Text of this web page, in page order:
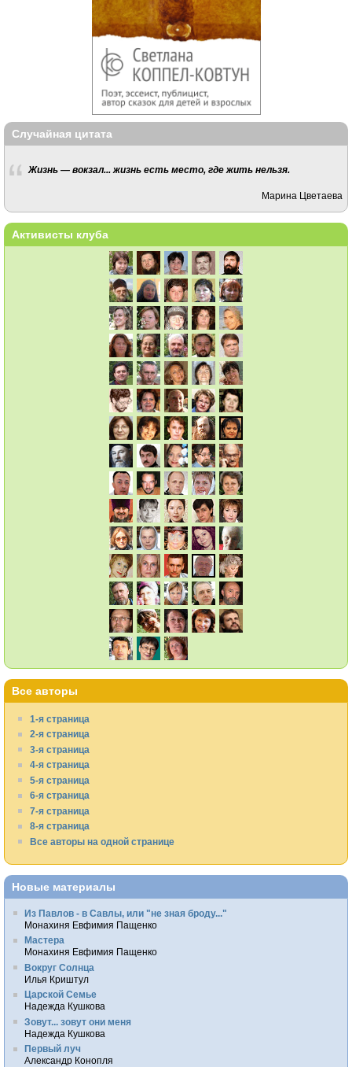
Случайная цитата
Жизнь — вокзал... жизнь есть место, где жить нельзя.
Марина Цветаева
Активисты клуба
Все авторы
1-я страница
2-я страница
3-я страница
4-я страница
5-я страница
6-я страница
7-я страница
8-я страница
Все авторы на одной странице
Новые материалы
Из Павлов - в Савлы, или "не зная броду..."
Монахиня Евфимия Пащенко
Мастера
Монахиня Евфимия Пащенко
Вокруг Солнца
Илья Криштул
Царской Семье
Надежда Кушкова
Зовут... зовут они меня
Надежда Кушкова
Первый луч
Александр Конопля